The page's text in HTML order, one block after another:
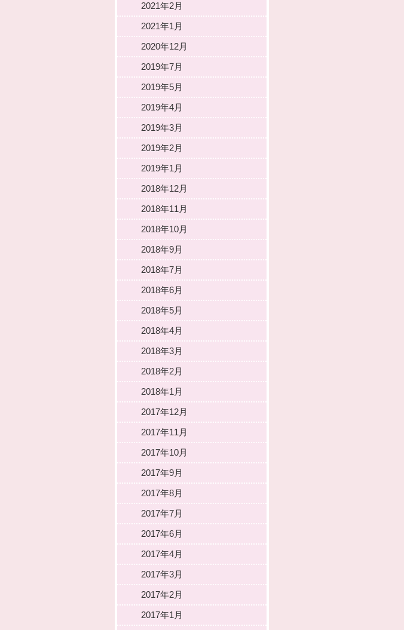
2021年2月
2021年1月
2020年12月
2019年7月
2019年5月
2019年4月
2019年3月
2019年2月
2019年1月
2018年12月
2018年11月
2018年10月
2018年9月
2018年7月
2018年6月
2018年5月
2018年4月
2018年3月
2018年2月
2018年1月
2017年12月
2017年11月
2017年10月
2017年9月
2017年8月
2017年7月
2017年6月
2017年4月
2017年3月
2017年2月
2017年1月